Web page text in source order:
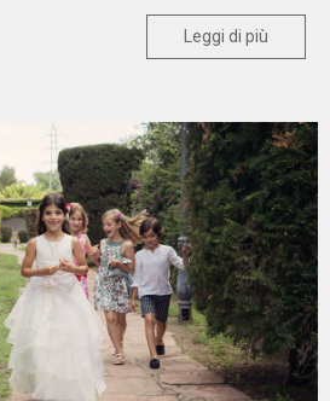
Leggi di più